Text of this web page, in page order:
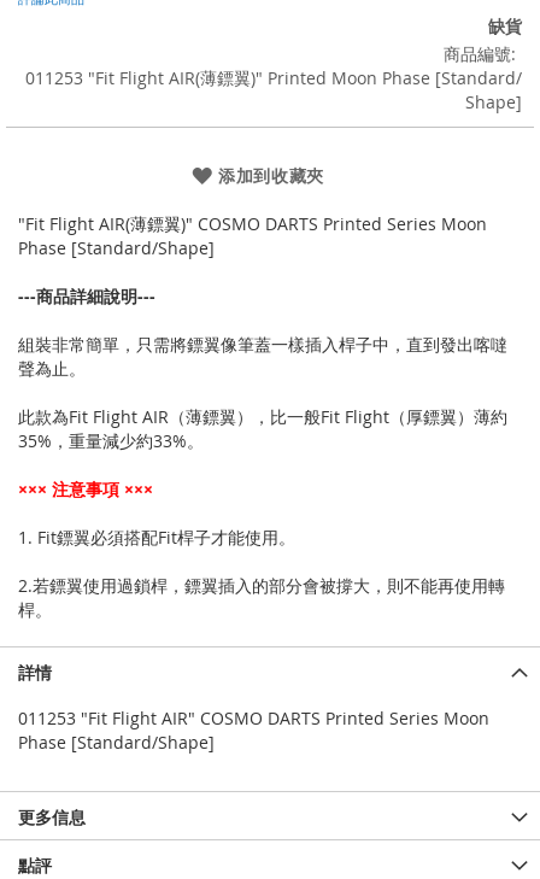
缺貨
商品編號
011253 "Fit Flight AIR(薄鏢翼)" Printed Moon Phase [Standard/
Shape]
添加到收藏夾
"Fit Flight AIR(薄鏢翼)" COSMO DARTS Printed Series Moon
Phase [Standard/Shape]
---商品詳細說明---
組裝非常簡單，只需將鏢翼像筆蓋一樣插入桿子中，直到發出喀噠
聲為止。
此款為Fit Flight AIR（薄鏢翼），比一般Fit Flight（厚鏢翼）薄約
35%，重量減少約33%。
××× 注意事項 ×××
1. Fit鏢翼必須搭配Fit桿子才能使用。
2.若鏢翼使用過鎖桿，鏢翼插入的部分會被撐大，則不能再使用轉
桿。
images
詳情
011253 "Fit Flight AIR" COSMO DARTS Printed Series Moon
Phase [Standard/Shape]
更多信息
點評